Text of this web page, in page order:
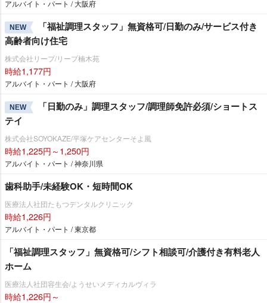
アルバイト・パート / 大阪府
NEW
「福祉調理スタッフ」無資格可/日勤のみ/サービス付き
高齢者向け住宅
株式会社リープ/リープ楠木苑
時給1,177円
アルバイト・パート / 大阪府
NEW
「日勤のみ」調理スタッフ/調理師免許必須/ショートス
テイ
株式会社SOYOKAZE/平塚ケアセンターそよ風
時給1,225円～1,250円
アルバイト・パート / 神奈川県
歯科助手/未経験OK・短時間OK
医療法人社団たもつデンタルクリニック
時給1,226円
アルバイト・パート / 東京都
「福祉調理スタッフ」無資格可/シフト相談可/介護付き有料老人
ホーム
医療法人社団容生会/ようせいメディカルヴィラ
時給1,226円～